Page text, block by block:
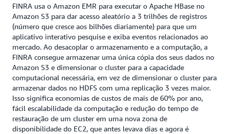
FINRA usa o Amazon EMR para executar o Apache HBase no
Amazon S3 para dar acesso aleatório a 3 trilhões de registros
(número que cresce aos bilhões diariamente) para que um
aplicativo interativo pesquise e exiba eventos relacionados ao
mercado. Ao desacoplar o armazenamento e a computação, a
FINRA consegue armazenar uma única cópia dos seus dados no
Amazon S3 e dimensionar o cluster para a capacidade
computacional necessária, em vez de dimensionar o cluster para
armazenar dados no HDFS com uma replicação 3 vezes maior.
Isso significa economias de custos de mais de 60% por ano,
fácil escalabilidade da computação e redução do tempo de
restauração de um cluster em uma nova zona de
disponibilidade do EC2, que antes levava dias e agora é